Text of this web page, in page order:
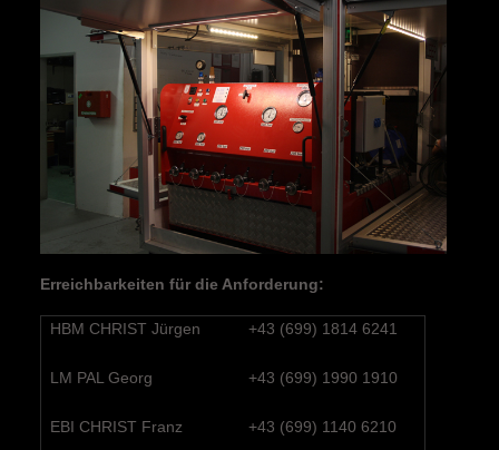
Erreichbarkeiten für die Anforderung:
HBM CHRIST Jürgen +43 (699) 1814 6241
LM PAL Georg +43 (699) 1990 1910
EBI CHRIST Franz +43 (699) 1140 6210